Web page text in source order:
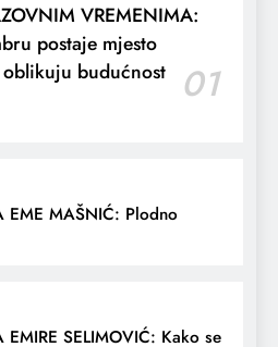
VREMENIMA:
postaje mjesto
budućnost
01
EME MAŠNIĆ: Plodno
EMIRE SELIMOVIĆ: Kako se